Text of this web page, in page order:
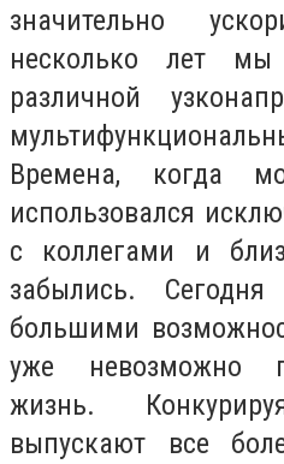
значительно
несколько лет мы
различной
Времена, когда
использовался
с коллегами и
забылись.
большими
уже невозможно
жизнь.
выпускают все